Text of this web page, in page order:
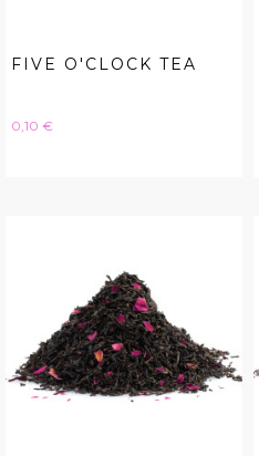
FIVE O'CLOCK TEA
Hinta
0,10 €